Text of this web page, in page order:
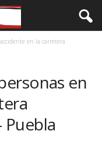
en la carretera
en
Puebla